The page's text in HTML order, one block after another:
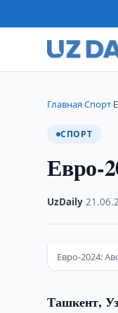
Главная›Спорт›
СПОРТ
Евро-
UzDaily ·
Евро-2024:
Ташкент,